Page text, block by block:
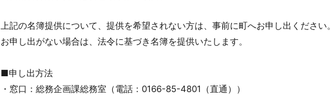
上記の名簿提供について、提供を希望されない方は、事前に町へお申し出ください。
お申し出がない場合は、法令に基づき名簿を提供いたします。
■申し出方法
・窓口：総務企画課総務室（電話：0166-85-4801（直通））